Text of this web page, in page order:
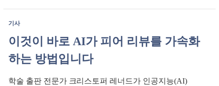
기사
이것이 바로 AI가 피어 리뷰를 가속화
하는 방법입니다
학술 출판 전문가 크리스토퍼 레너드가 인공지능(AI)